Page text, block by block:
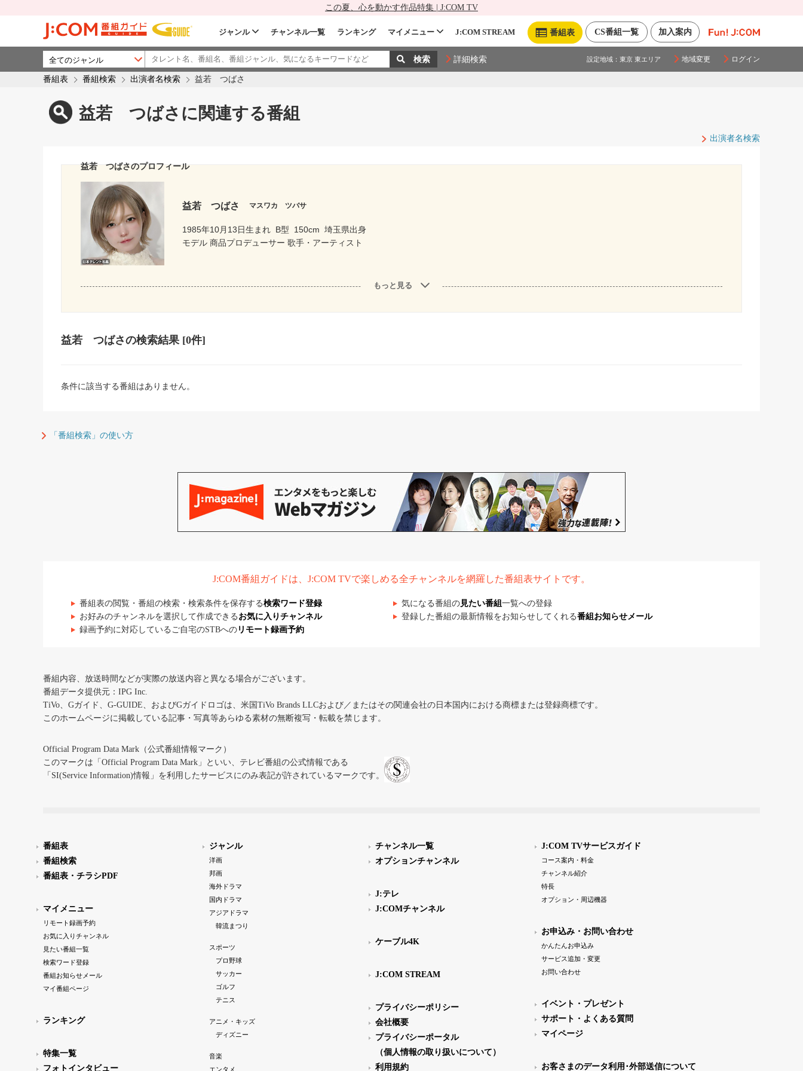
この夏、心を動かす作品特集 | J:COM TV
加入案内
CS番組一覧
番組表
ジャンル チャンネル一覧 ランキング マイメニュー J:COM STREAM
詳細検索 設定地域： 東京 東エリア 地域変更 ログイン
番組表 番組検索 出演者名検索 益若 つばさ
益若 つばさに関連する番組
出演者名検索
益若 つばさのプロフィール
益若 つばさ マスワカ ツバサ
1985年10月13日生まれ B型 150cm 埼玉県出身
モデル 商品プロデューサー 歌手・アーティスト
もっと見る
益若 つばさの検索結果 [0件]
条件に該当する番組はありません。
「番組検索」の使い方
J:COM番組ガイドは、J:COM TVで楽しめる全チャンネルを網羅した番組表サイトです。
番組表の閲覧・番組の検索・検索条件を保存する検索ワード登録 気になる番組の見たい番組 一覧への登録
お好みのチャンネルを選択して作成できる お気に入りチャンネル 登録した番組の最新情報をお知らせしてくれる番組お知らせメール
録画予約に対応しているご自宅のSTBへの リモート録画予約
番組内容、放送時間などが実際の放送内容と異なる場合がございます。
番組データ提供元：IPG Inc.
TiVo、Gガイド、G-GUIDE、およびGガイドロゴは、米国TiVo Brands LLCおよび／またはその関連会社の日本国内における商標または登録商標です。
このホームページに掲載している記事・写真等あらゆる素材の無断複写・転載を禁じます。
Official Program Data Mark（公式番組情報マーク）
このマークは「Official Program Data Mark」といい、テレビ番組の公式情報である
「SI(Service Information)情報」を利用したサービスにのみ表記が許されているマークです。
番組表
番組検索
番組表・チラシPDF
マイメニュー
リモート録画予約
お気に入りチャンネル
見たい番組一覧
検索ワード登録
番組お知らせメール
マイ番組ページ
ランキング
特集一覧
フォトインタビュー
ジャンル
洋画
邦画
海外ドラマ
国内ドラマ
アジアドラマ
韓流まつり
スポーツ
プロ野球
サッカー
ゴルフ
テニス
アニメ・キッズ
ディズニー
音楽
エンタメ
チャンネル一覧
オプションチャンネル
J:テレ
J:COMチャンネル
ケーブル4K
J:COM STREAM
プライバシーポリシー
会社概要
プライバシーポータル
（個人情報の取り扱いについて）
利用規約
J:COM TVサービスガイド
コース案内・料金
チャンネル紹介
特長
オプション・周辺機器
お申込み・お問い合わせ
かんたんお申込み
サービス追加・変更
お問い合わせ
イベント・プレゼント
サポート・よくある質問
マイページ
お客さまのデータ利用･外部送信について